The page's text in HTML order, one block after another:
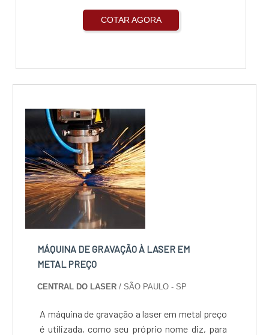
COTAR AGORA
MÁQUINA DE GRAVAÇÃO À LASER EM
METAL PREÇO
CENTRAL DO LASER/ SÃO PAULO - SP
A máquina de gravação a laser em metal preço
é utilizada, como seu próprio nome diz, para